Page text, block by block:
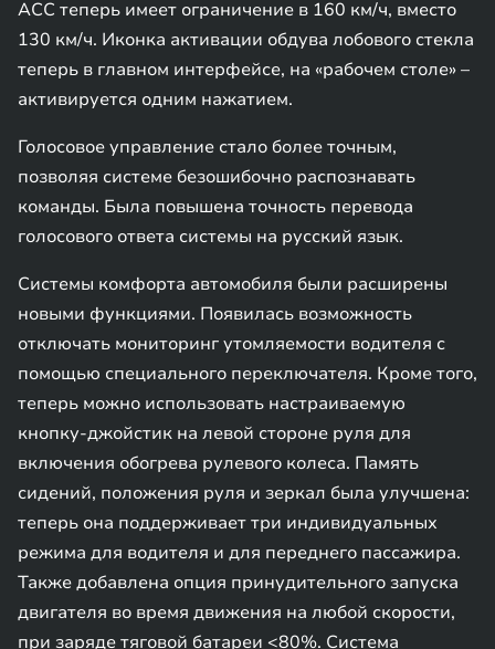
АСС теперь имеет ограничение в 160 км/ч, вместо
130 км/ч. Иконка активации обдува лобового стекла
теперь в главном интерфейсе, на «рабочем столе» –
активируется одним нажатием.
Голосовое управление стало более точным,
позволяя системе безошибочно распознавать
команды. Была повышена точность перевода
голосового ответа системы на русский язык.
Системы комфорта автомобиля были расширены
новыми функциями. Появилась возможность
отключать мониторинг утомляемости водителя с
помощью специального переключателя. Кроме того,
теперь можно использовать настраиваемую
кнопку-джойстик на левой стороне руля для
включения обогрева рулевого колеса. Память
сидений, положения руля и зеркал была улучшена:
теперь она поддерживает три индивидуальных
режима для водителя и для переднего пассажира.
Также добавлена опция принудительного запуска
двигателя во время движения на любой скорости,
при заряде тяговой батареи <80%. Система